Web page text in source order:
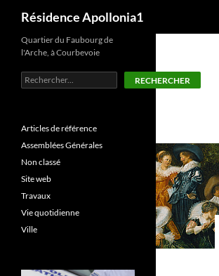
Aller
contenu
Résidence Apollonia1
Quartier du Faubourg de
l'Arche, à Courbevoie
Rechercher RECHERCHER
Articles de référence
Assemblées Générales
Non classé
Site web
Travaux
Vie quotidienne
Ville